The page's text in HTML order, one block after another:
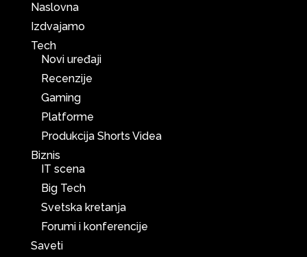
Naslovna
Izdvajamo
Tech
Novi uređaji
Recenzije
Gaming
Platforme
Produkcija Shorts Videa
Biznis
IT scena
Big Tech
Svetska kretanja
Forumi i konferencije
Saveti